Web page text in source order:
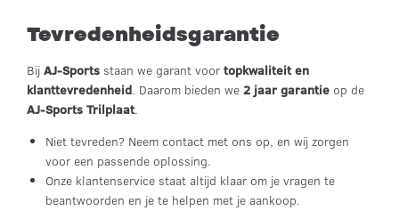
Tevredenheidsgarantie
Bij AJ-Sports staan we garant voor topkwaliteit en
klanttevredenheid. Daarom bieden we 2 jaar garantie op de
AJ-Sports Trilplaat.
Niet tevreden? Neem contact met ons op, en wij zorgen
voor een passende oplossing.
Onze klantenservice staat altijd klaar om je vragen te
beantwoorden en je te helpen met je aankoop.